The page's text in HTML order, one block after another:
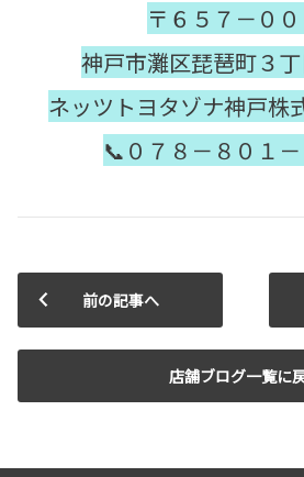
〒６５７－０
神戸市灘区琵琶町３
ネッツトヨタゾナ神戸
📞０７８－８０１
前の記事へ
店舗ブログ一覧に